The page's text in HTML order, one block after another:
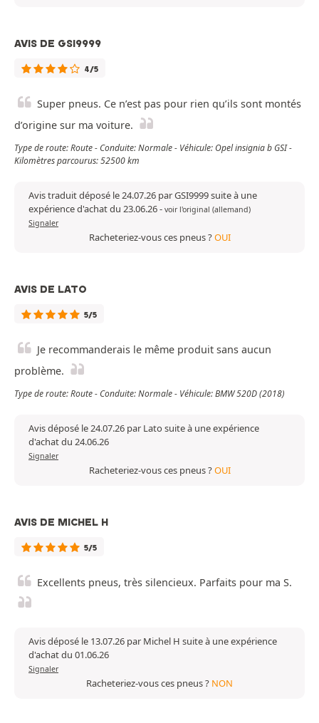
AVIS DE GSI9999
4/5
Super pneus. Ce n’est pas pour rien qu’ils sont montés
d’origine sur ma voiture.
Type de route: Route - Conduite: Normale - Véhicule: Opel insignia b GSI -
Kilomètres parcourus: 52500 km
Avis traduit déposé le 24.07.26 par GSI9999 suite à une
expérience d'achat du 23.06.26- voir l'original (allemand)
Signaler
Racheteriez-vous ces pneus ?OUI
AVIS DE LATO
5/5
Je recommanderais le même produit sans aucun
problème.
Type de route: Route - Conduite: Normale - Véhicule: BMW 520D (2018)
Avis déposé le 24.07.26 par Lato suite à une expérience
d'achat du 24.06.26
Signaler
Racheteriez-vous ces pneus ?OUI
AVIS DE MICHEL H
5/5
Excellents pneus, très silencieux. Parfaits pour ma S.
Avis déposé le 13.07.26 par Michel H suite à une expérience
d'achat du 01.06.26
Signaler
Racheteriez-vous ces pneus ? NON